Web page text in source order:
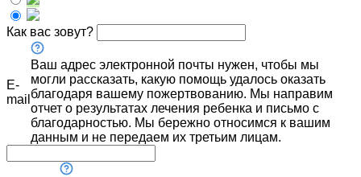
Как вас зовут?
E-
mail
Ваш адрес электронной почты нужен, чтобы мы
могли рассказать, какую помощь удалось оказать
благодаря вашему пожертвованию. Мы направим
отчет о результатах лечения ребенка и письмо с
благодарностью. Мы бережно относимся к вашим
данным и не передаем их третьим лицам.